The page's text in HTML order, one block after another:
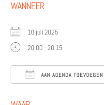
WANNEER
10 juli 2025
20:00 - 20:15
AAN AGENDA TOEVOEGEN